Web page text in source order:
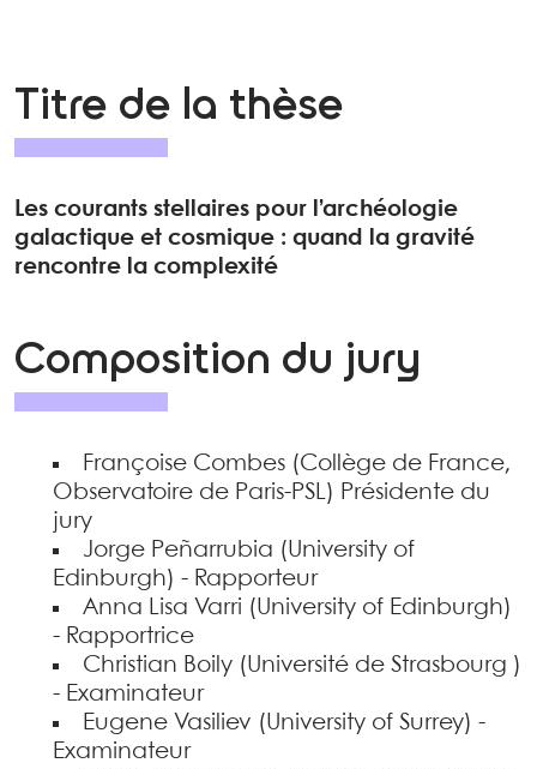
Titre de la thèse
Les courants stellaires pour l’archéologie
galactique et cosmique : quand la gravité
rencontre la complexité
Composition du jury
Françoise Combes (Collège de France,
Observatoire de Paris-PSL) Présidente du
jury
Jorge Peñarrubia (University of
Edinburgh) - Rapporteur
Anna Lisa Varri (University of Edinburgh)
- Rapportrice
Christian Boily (Université de Strasbourg )
- Examinateur
Eugene Vasiliev (University of Surrey) -
Examinateur